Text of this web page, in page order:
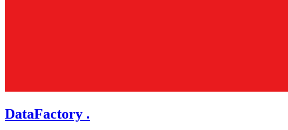
DataFactory .